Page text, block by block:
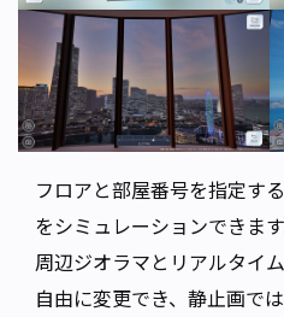
フロアと部屋番号を指定す
をシミュレーションできます
周辺ジオラマとリアルタイ
自由に変更でき、静止画で